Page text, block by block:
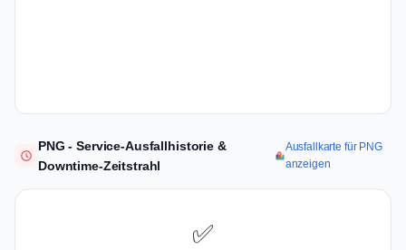
PNG - Service-Ausfallhistorie &
Downtime-Zeitstrahl
Ausfallkarte für PNG
anzeigen
✅